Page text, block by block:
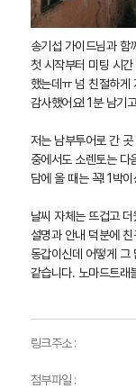
송기섭 가이드님과 함
첫 시작부터 미팅 시
했는데ㅠ 넘 친절하게
감사했어요! 1분 남기
저는 남부투어로 간
중에서도 소렌토는 다
담에 올 때는 꼭! 1박
날씨 자체는 뜨겁고
설명과 안내 덕분에
동갑이신데 어떻게 그
같습니다. 노마드트래
링크주소 :
첨부파일 :